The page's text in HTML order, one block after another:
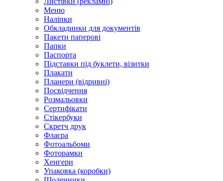
Меню
Наліпки
Обкладинки для документів
Пакети паперові
Папки
Паспорта
Підставки під буклети, візитки
Плакати
Планери (відривні)
Посвідчення
Розмальовки
Сертифікати
Стікербуки
Скретч друк
Флаєра
Фотоальбоми
Фоторамки
Хенгери
Упаковка (коробки)